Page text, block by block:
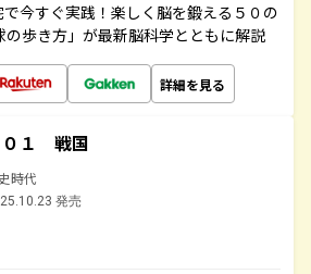
今すぐ実践！楽しく脳を鍛える５０の
の歩き方」が最新脳科学とともに解説
詳細を見る
０１ 戦国
時代
発売